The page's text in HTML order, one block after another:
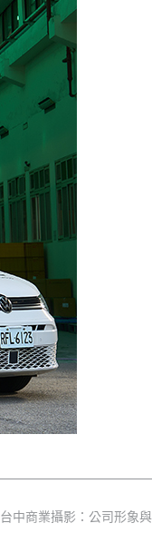
台中商業攝影：公司形象